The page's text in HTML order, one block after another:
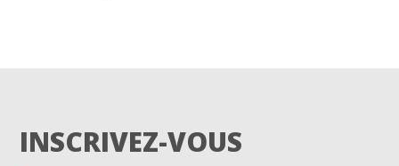
INSCRIVEZ-VOUS